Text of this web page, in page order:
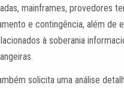
mainframes, provedores
e contingência, além de
à soberania
solicita uma análise